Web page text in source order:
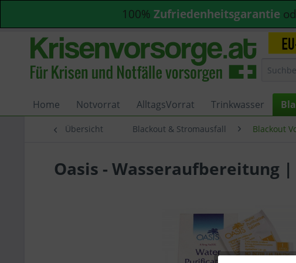
100% Zufriedenheitsgarantie
Home Notvorrat AlltagsVorrat Trinkwasser
Übersicht Blackout & Stromausfall Blackout
Oasis - Wasseraufbereitung